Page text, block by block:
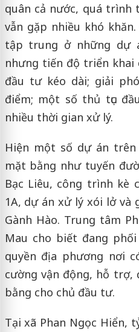
quân cả nước, quá trình
vẫn gặp nhiều khó
tập trung ở những dự
nhưng tiến độ triển khai
đầu tư kéo dài; giải
điểm; một số thủ tục
nhiều thời gian xử lý.
Hiện một số dự án
mặt bằng như tuyến
Bạc Liêu, công trình kè
1A, dự án xử lý xói lở và
Gành Hào. Trung tâm
Mau cho biết đang
quyền địa phương nơi
cường vận động, hỗ trợ,
bằng cho chủ đầu tư.
Tại xã Phan Ngọc Hiển,